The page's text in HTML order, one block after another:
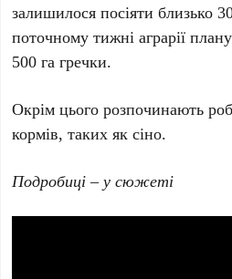
залишилося посіяти близько
поточному тижні аграрії
500 га гречки.
Окрім цього розпочинають
кормів, таких як сіно.
Подробиці – у сюжеті